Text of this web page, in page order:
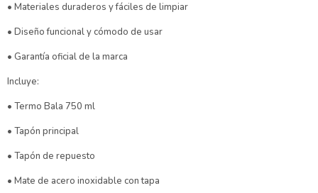
• Materiales duraderos y fáciles de limpiar
• Diseño funcional y cómodo de usar
• Garantía oficial de la marca
Incluye:
• Termo Bala 750 ml
• Tapón principal
• Tapón de repuesto
• Mate de acero inoxidable con tapa